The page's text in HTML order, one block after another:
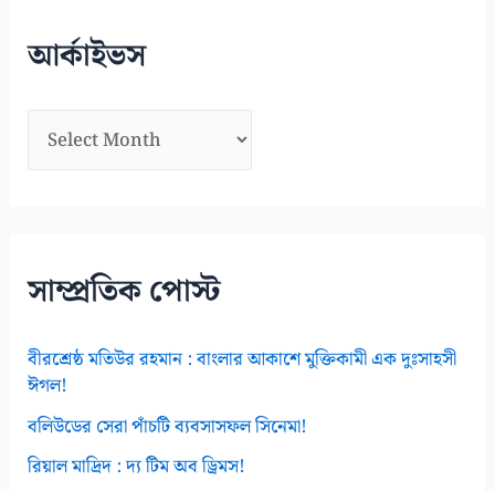
হ
আর্কাইভস
র্কা
সাম্প্রতিক পোস্ট
বীরশ্রেষ্ঠ মতিউর রহমান : বাংলার আকাশে মুক্তিকামী এক দুঃসাহসী
ঈগল!
বলিউডের সেরা পাঁচটি ব্যবসাসফল সিনেমা!
রিয়াল মাদ্রিদ : দ্য টিম অব ড্রিমস!